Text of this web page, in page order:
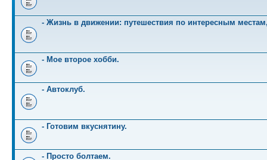
- Жизнь в движении: путешествия по интересным
- Мое второе хобби.
- Автоклуб.
- Готовим вкуснятину.
- Просто болтаем.